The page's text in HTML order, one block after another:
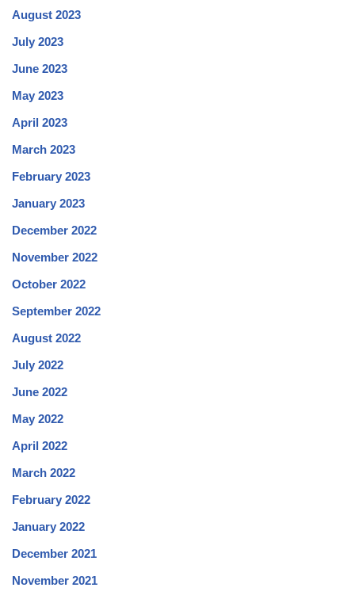
August 2023
July 2023
June 2023
May 2023
April 2023
March 2023
February 2023
January 2023
December 2022
November 2022
October 2022
September 2022
August 2022
July 2022
June 2022
May 2022
April 2022
March 2022
February 2022
January 2022
December 2021
November 2021